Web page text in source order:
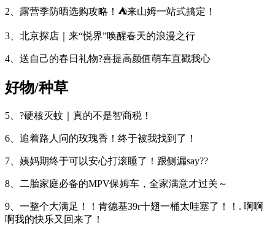
2、露营季防晒选购攻略！⛺️来山姆一站式搞定！
3、北京探店｜来“悦界”唤醒春天的浪漫之行
4、送自己的春日礼物?喜提高颜值萌车直戳我心
好物/种草
5、?硬核灭蚊｜真的不是智商税！
6、追着路人问的玫瑰香！终于被我找到了！
7、姨妈期终于可以安心打滚睡了！跟侧漏say??
8、二胎家庭必备的MPV保姆车，全家满意才过关～
9、一整个大满足！！肯德基39r十翅一桶太哇塞了！！. 啊啊
啊我的快乐又回来了！